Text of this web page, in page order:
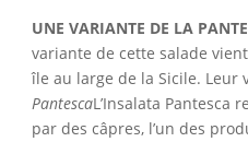
UNE VARIANTE DE LA
variante de cette salade
île au large de la Sicile. Leur
PantescaL’Insalata Pantesca
par des câpres, l’un des